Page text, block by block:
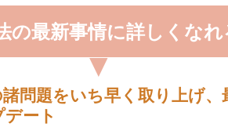
の最新事情に詳しくなれ
問題をいち早く取り上げ、
ート